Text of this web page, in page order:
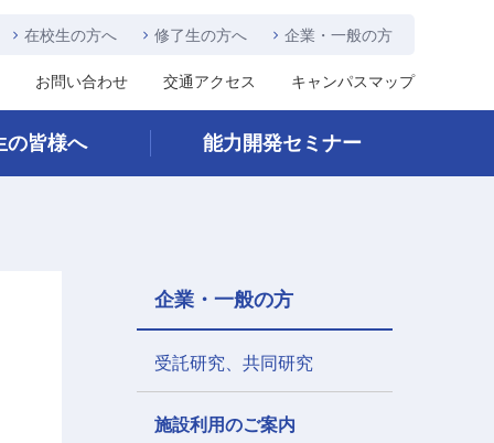
の皆様へ 能力開発セミナー
在校生の方へ 修了生の方へ 企業・一般の方
お問い合わせ 交通アクセス キャンパスマップ
企業・一般の方
受託研究、共同研究
施設利用のご案内